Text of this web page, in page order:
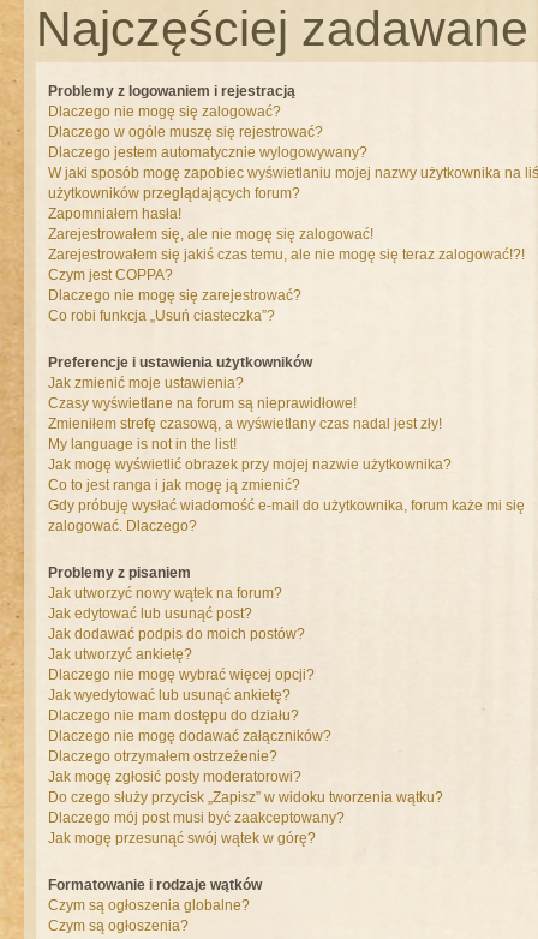
Najczęściej
Problemy z logowaniem i rejestracją
Dlaczego nie mogę się zalogować?
Dlaczego w ogóle muszę się rejestrować?
Dlaczego jestem automatycznie wylogowywany?
W jaki sposób mogę zapobiec wyświetlaniu mojej nazwy użytkownika na
użytkowników przeglądających forum?
Zapomniałem hasła!
Zarejestrowałem się, ale nie mogę się zalogować!
Zarejestrowałem się jakiś czas temu, ale nie mogę się teraz zalogować!?!
Czym jest COPPA?
Dlaczego nie mogę się zarejestrować?
Co robi funkcja „Usuń ciasteczka”?
Preferencje i ustawienia użytkowników
Jak zmienić moje ustawienia?
Czasy wyświetlane na forum są nieprawidłowe!
Zmieniłem strefę czasową, a wyświetlany czas nadal jest zły!
My language is not in the list!
Jak mogę wyświetlić obrazek przy mojej nazwie użytkownika?
Co to jest ranga i jak mogę ją zmienić?
Gdy próbuję wysłać wiadomość e-mail do użytkownika, forum każe mi się
zalogować. Dlaczego?
Problemy z pisaniem
Jak utworzyć nowy wątek na forum?
Jak edytować lub usunąć post?
Jak dodawać podpis do moich postów?
Jak utworzyć ankietę?
Dlaczego nie mogę wybrać więcej opcji?
Jak wyedytować lub usunąć ankietę?
Dlaczego nie mam dostępu do działu?
Dlaczego nie mogę dodawać załączników?
Dlaczego otrzymałem ostrzeżenie?
Jak mogę zgłosić posty moderatorowi?
Do czego służy przycisk „Zapisz” w widoku tworzenia wątku?
Dlaczego mój post musi być zaakceptowany?
Jak mogę przesunąć swój wątek w górę?
Formatowanie i rodzaje wątków
Czym są ogłoszenia globalne?
Czym są ogłoszenia?